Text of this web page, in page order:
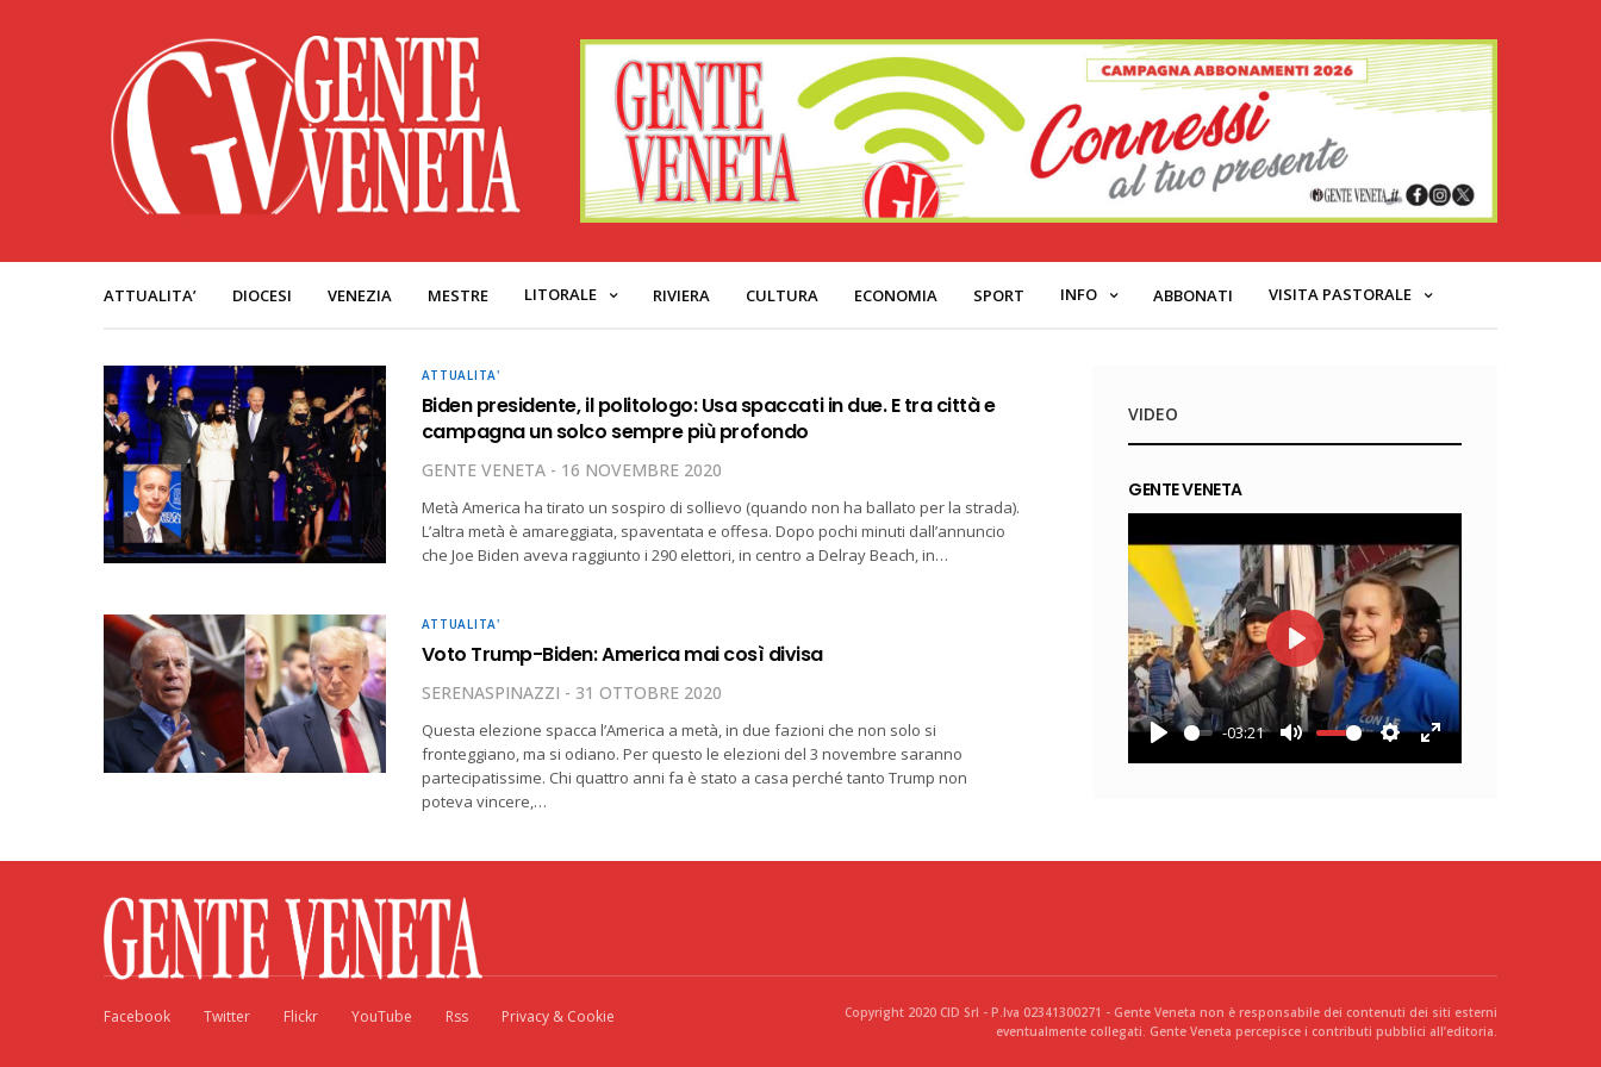
ATTUALITA’ DIOCESI VENEZIA MESTRE LITORALE RIVIERA CULTURA ECONOMIA SPORT INFO ABBONATI VISITA PASTORALE
ATTUALITA'
Biden presidente, il politologo: Usa spaccati in due. E tra città e
campagna un solco sempre più profondo
GENTE VENETA 16 NOVEMBRE 2020
Metà America ha tirato un sospiro di sollievo (quando non ha ballato per la strada).
L’altra metà è amareggiata, spaventata e offesa. Dopo pochi minuti dall’annuncio
che Joe Biden aveva raggiunto i 290 elettori, in centro a Delray Beach, in…
ATTUALITA'
Voto Trump-Biden: America mai così divisa
SERENASPINAZZI 31 OTTOBRE 2020
Questa elezione spacca l’America a metà, in due fazioni che non solo si
fronteggiano, ma si odiano. Per questo le elezioni del 3 novembre saranno
partecipatissime. Chi quattro anni fa è stato a casa perché tanto Trump non
poteva vincere,…
VIDEO
GENTE VENETA
-03:21
Play
Facebook Twitter Flickr YouTube Rss Privacy & Cookie
Copyright 2020 CID Srl - P.Iva 02341300271 - Gente Veneta non è responsabile dei contenuti dei siti esterni
eventualmente collegati. Gente Veneta percepisce i contributi pubblici all’editoria.